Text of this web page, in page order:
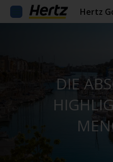
Hertz
DIE